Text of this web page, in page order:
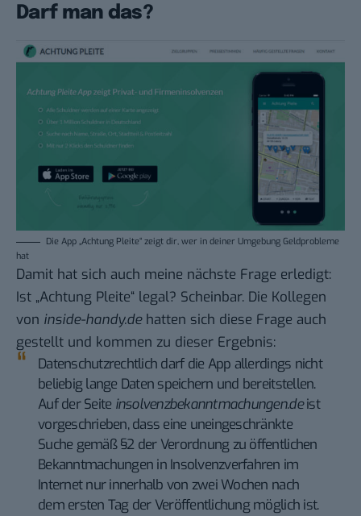
Darf man das?
Die App „Achtung Pleite“ zeigt dir, wer in deiner Umgebung Geldprobleme
hat
Damit hat sich auch meine nächste Frage erledigt:
Ist „Achtung Pleite“ legal? Scheinbar. Die Kollegen
von inside-handy.dehatten sich diese Frage auch
gestellt und kommen zu dieser Ergebnis:
Datenschutzrechtlich darf die App allerdings nicht
beliebig lange Daten speichern und bereitstellen.
Auf der Seite insolvenzbekanntmachungen.deist
vorgeschrieben, dass eine uneingeschränkte
Suche gemäß §2 der Verordnung zu öffentlichen
Bekanntmachungen in Insolvenzverfahren im
Internet nur innerhalb von zwei Wochen nach
dem ersten Tag der Veröffentlichung möglich ist.